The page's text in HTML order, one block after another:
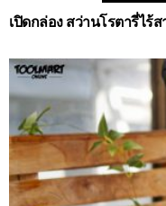
เปิดกล่อง สว่านโรตารี่ไ